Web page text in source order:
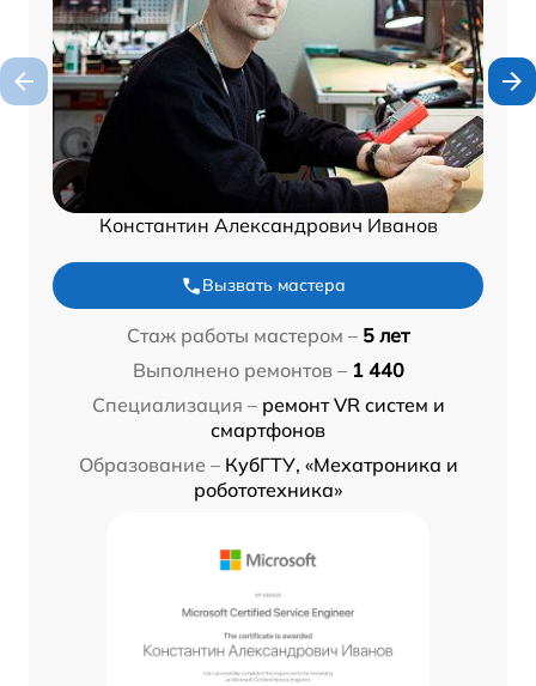
Константин Александрович Иванов
Вызвать мастера
Стаж работы мастером – 5 лет
Выполнено ремонтов – 1 440
Специализация – ремонт VR систем и
смартфонов
Образование – КубГТУ, «Мехатроника и
робототехника»